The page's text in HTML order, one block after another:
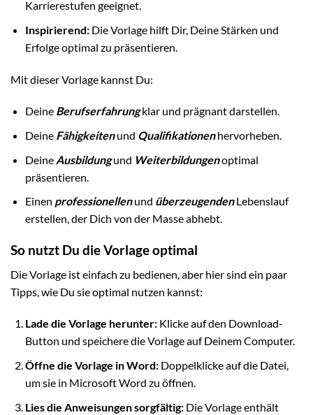
Karrierestufen geeignet.
Inspirierend:Die Vorlage hilft Dir, Deine Stärken und
Erfolge optimal zu präsentieren.
Mit dieser Vorlage kannst Du:
Deine Berufserfahrungklar und prägnant darstellen.
Deine Fähigkeitenund Qualifikationenhervorheben.
Deine Ausbildungund Weiterbildungenoptimal
präsentieren.
Einen professionellenund überzeugendenLebenslauf
erstellen, der Dich von der Masse abhebt.
So nutzt Du die Vorlage optimal
Die Vorlage ist einfach zu bedienen, aber hier sind ein paar
Tipps, wie Du sie optimal nutzen kannst:
Lade die Vorlage herunter:Klicke auf den Download-
Button und speichere die Vorlage auf Deinem Computer.
Öffne die Vorlage in Word:Doppelklicke auf die Datei,
um sie in Microsoft Word zu öffnen.
Lies die Anweisungen sorgfältig:Die Vorlage enthält